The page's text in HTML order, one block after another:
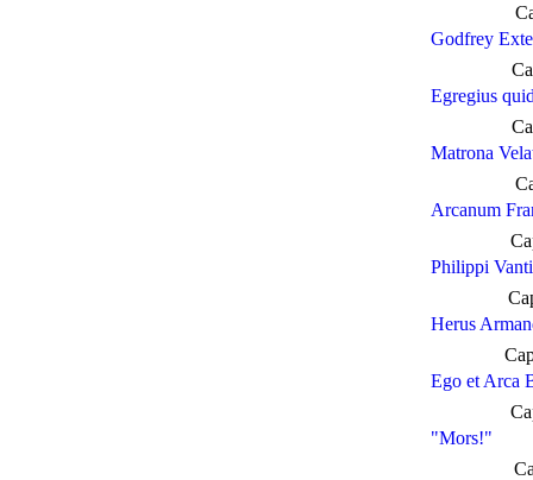
Godfrey
Egregius
Matrona
Arcanum
Philippi
Herus
Ego et Arca
"Mors!"